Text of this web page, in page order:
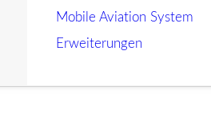
Mobile Aviation System
Erweiterungen